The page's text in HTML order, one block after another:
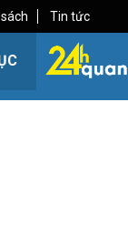
Tin tức